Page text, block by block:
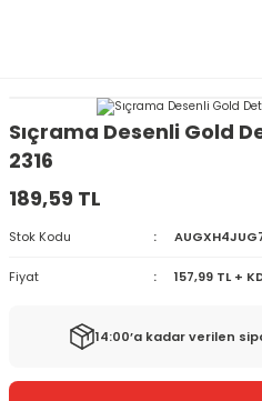
Sıçrama Desenli Gold
2316
189,59 TL
Stok Kodu
Fiyat 157,99 TL +
14:00’a kadar verilen